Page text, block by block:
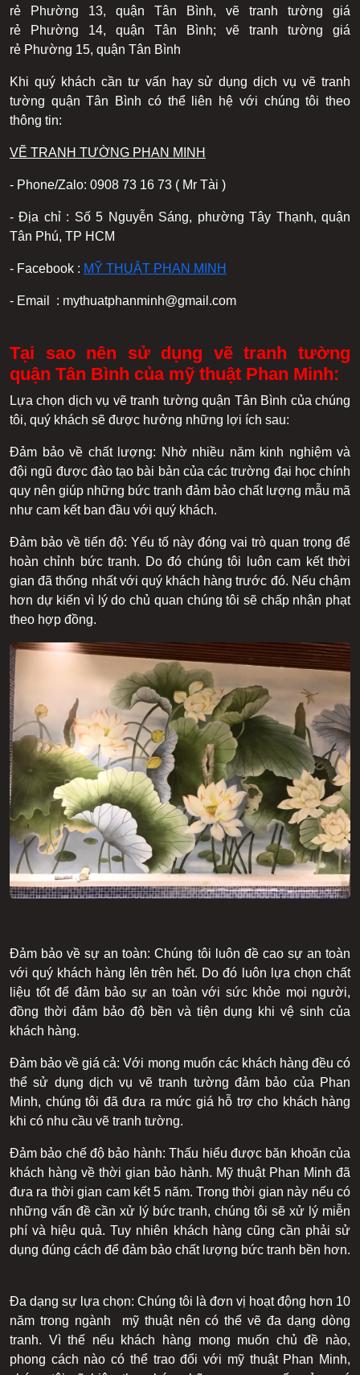
rẻ Phường 13, quận Tân Bình, vẽ tranh tường giá
rẻ Phường 14, quận Tân Bình; vẽ tranh tường giá
rẻ Phường 15, quận Tân Bình
Khi quý khách cần tư vấn hay sử dụng dịch vụ vẽ tranh
tường quận Tân Bình có thể liên hệ với chúng tôi theo
thông tin:
VẼ TRANH TƯỜNG PHAN MINH
- Phone/Zalo: 0908 73 16 73 ( Mr Tài )
- Địa chỉ : Số 5 Nguyễn Sáng, phường Tây Thạnh, quận
Tân Phú, TP HCM
- Facebook : MỸ THUẬT PHAN MINH
- Email : mythuatphanminh@gmail.com
Tại sao nên sử dụng vẽ tranh tường
quận Tân Bình của mỹ thuật Phan Minh:
Lựa chọn dịch vụ vẽ tranh tường quận Tân Bình của chúng
tôi, quý khách sẽ được hưởng những lợi ích sau:
Đảm bảo về chất lượng: Nhờ nhiều năm kinh nghiệm và
đội ngũ được đào tạo bài bản của các trường đại học chính
quy nên giúp những bức tranh đảm bảo chất lượng mẫu mã
như cam kết ban đầu với quý khách.
Đảm bảo về tiến độ: Yếu tố này đóng vai trò quan trọng để
hoàn chỉnh bức tranh. Do đó chúng tôi luôn cam kết thời
gian đã thống nhất với quý khách hàng trước đó. Nếu chậm
hơn dự kiến vì lý do chủ quan chúng tôi sẽ chấp nhận phạt
theo hợp đồng.
Đảm bảo về sự an toàn: Chúng tôi luôn đề cao sự an toàn
với quý khách hàng lên trên hết. Do đó luôn lựa chọn chất
liệu tốt để đảm bảo sự an toàn với sức khỏe mọi người,
đồng thời đảm bảo độ bền và tiện dụng khi vệ sinh của
khách hàng.
Đảm bảo về giá cả: Với mong muốn các khách hàng đều có
thể sử dụng dịch vụ vẽ tranh tường đảm bảo của Phan
Minh, chúng tôi đã đưa ra mức giá hỗ trợ cho khách hàng
khi có nhu cầu vẽ tranh tường.
Đảm bảo chế độ bảo hành: Thấu hiểu được băn khoăn của
khách hàng về thời gian bảo hành. Mỹ thuật Phan Minh đã
đưa ra thời gian cam kết 5 năm. Trong thời gian này nếu có
những vấn đề cần xử lý bức tranh, chúng tôi sẽ xử lý miễn
phí và hiệu quả. Tuy nhiên khách hàng cũng cần phải sử
dụng đúng cách để đảm bảo chất lượng bức tranh bền hơn.
Đa dạng sự lựa chọn: Chúng tôi là đơn vị hoạt động hơn 10
năm trong ngành mỹ thuật nên có thể vẽ đa dạng dòng
tranh. Vì thế nếu khách hàng mong muốn chủ đề nào,
phong cách nào có thể trao đổi với mỹ thuật Phan Minh,